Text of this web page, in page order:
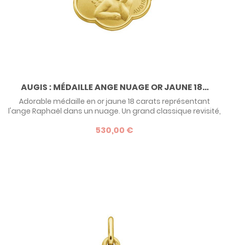
AUGIS : MÉDAILLE ANGE NUAGE OR JAUNE 18...
Adorable médaille en or jaune 18 carats représentant
l'ange Raphaël dans un nuage. Un grand classique revisité,
Découvrez notre sélection de médailles Anges.
530,00 €